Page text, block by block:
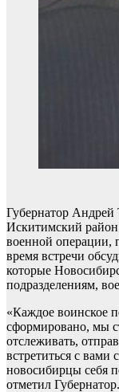
Губернатор Андрей
Искитимский район
военной операции,
время встречи
которые
подразделениям,
«Каждое воинское
сформировано, мы
отслеживать,
встретиться с вами
новосибирцы себя
отметил Губернатор.